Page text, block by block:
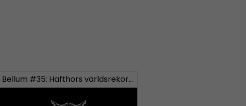
Bellum #35: Hafthors världsrekord och Bellumbutik.se